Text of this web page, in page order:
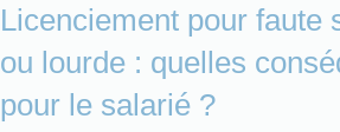
Licenciement pour faute
ou lourde : quelles
pour le salarié ?